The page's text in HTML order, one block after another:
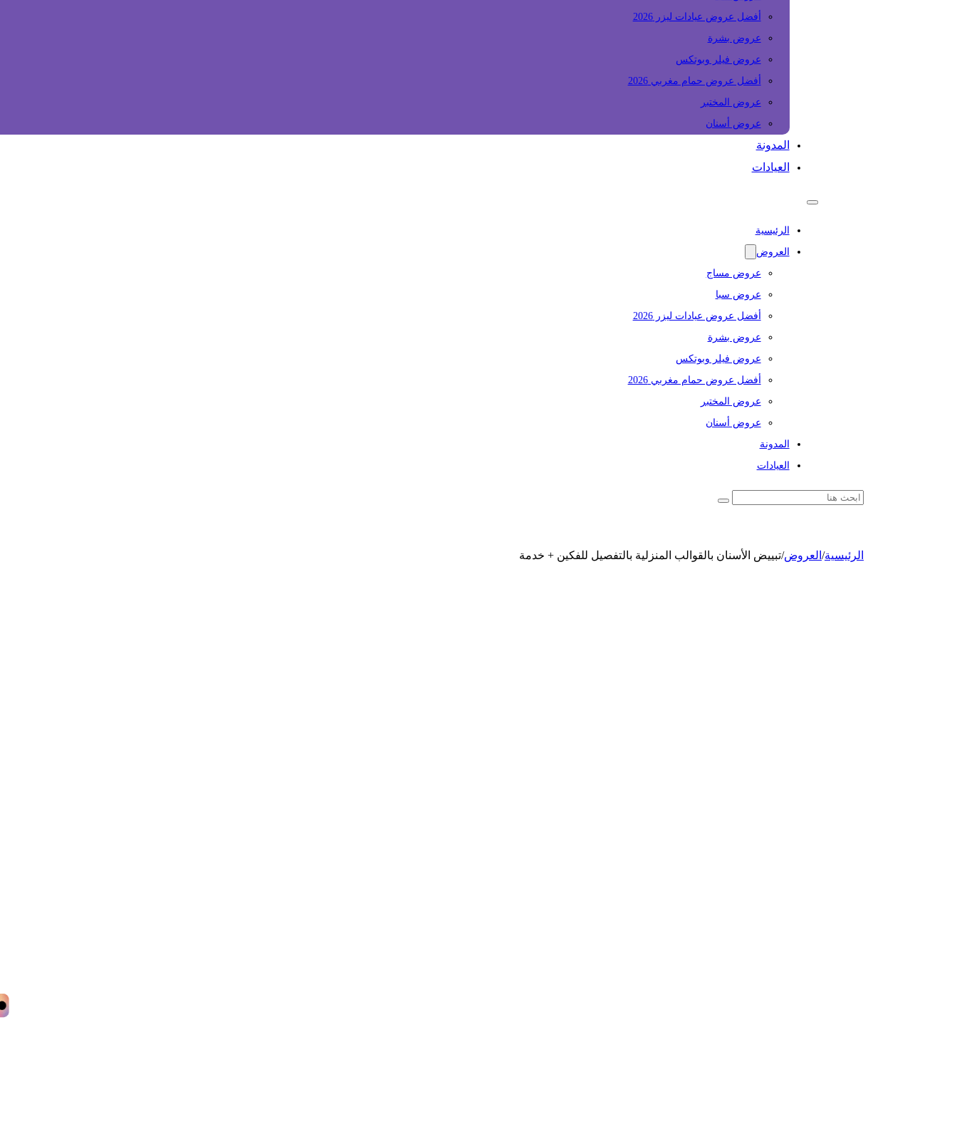
أفضل عروض عيادات ليزر 2026
عروض بشرة
عروض فيلر وبوتكس
أفضل عروض حمام مغربي 2026
عروض المختبر
عروض أسنان
المدونة
العيادات
الرئيسية
العروض
عروض مساج
عروض سبا
أفضل عروض عيادات ليزر 2026
عروض بشرة
عروض فيلر وبوتكس
أفضل عروض حمام مغربي 2026
عروض المختبر
عروض أسنان
المدونة
العيادات
الرئيسية/ العروض/تبييض الأسنان بالقوالب المنزلية بالتفصيل للفكين + خدمة